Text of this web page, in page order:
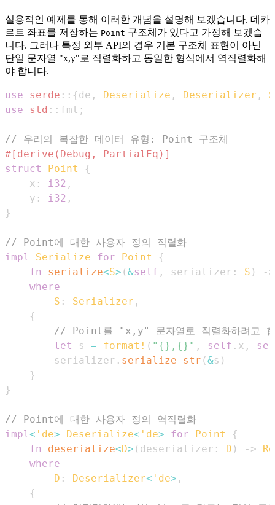
실용적인 예제를 통해 이러한 개념을 설명해 보겠습니다. 데카
르트 좌표를 저장하는 Point 구조체가 있다고 가정해 보겠습
니다. 그러나 특정 외부 API의 경우 기본 구조체 표현이 아닌
단일 문자열 "x,y"로 직렬화하고 동일한 형식에서 역직렬화해
야 합니다.
use serde :: {de , Deserialize , Deserializer ,
use
std :: fmt ;
// 우리의 복잡한 데이터 유형: Point 구조체
#[derive(Debug, PartialEq)]
struct
Point
{
    x
: i32 ,
    y
: i32 ,
}
// Point에 대한 사용자 정의 직렬화
impl
Serialize for Point
{
fn
serialize<S> (&self , serializer : S )
->
where
S : Serializer ,
{
// Point를 "x,y" 문자열로 직렬화하려고
let
s = format! ( "{},{}" , self . x ,
        serializer
. serialize_str (&s )
}
}
// Point에 대한 사용자 정의 역직렬화
impl < 'de> Deserialize< 'de> for Point
{
fn
deserialize<D> ( deserializer : D ) ->
where
D : Deserializer< 'de> ,
{